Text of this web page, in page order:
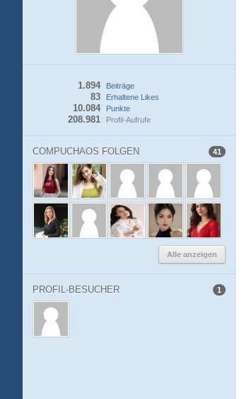
Beiträge
1.894
Erhaltene Likes
83
Punkte
10.084
Profil-Aufrufe
208.981
COMPUCHAOS FOLGEN 41
Alle anzeigen
PROFIL-BESUCHER 1